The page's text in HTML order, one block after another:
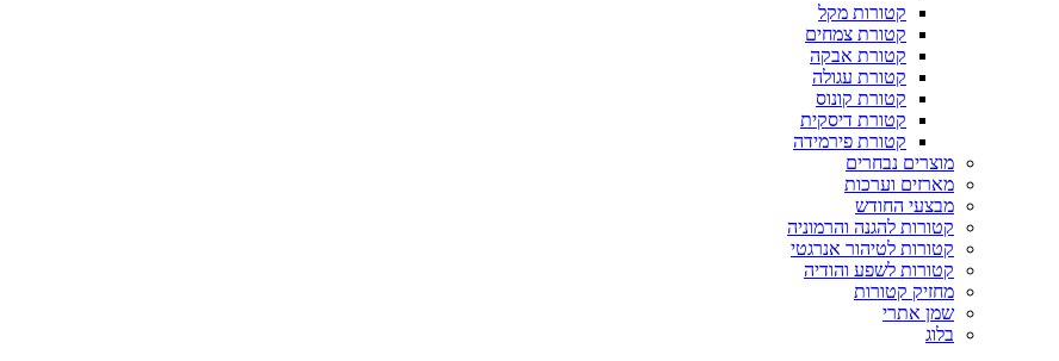
קטורות מקל
קטורת צמחים
קטורת אבקה
קטורת עגולה
קטורת קונוס
קטורת דיסקית
קטורת פירמידה
מוצרים נבחרים
מארזים וערכות
מבצעי החודש
קטורות להגנה והרמוניה
קטורות לטיהור אנרגטי
קטורות לשפע והודיה
מחזיק קטורות
שמן אתרי
בלוג